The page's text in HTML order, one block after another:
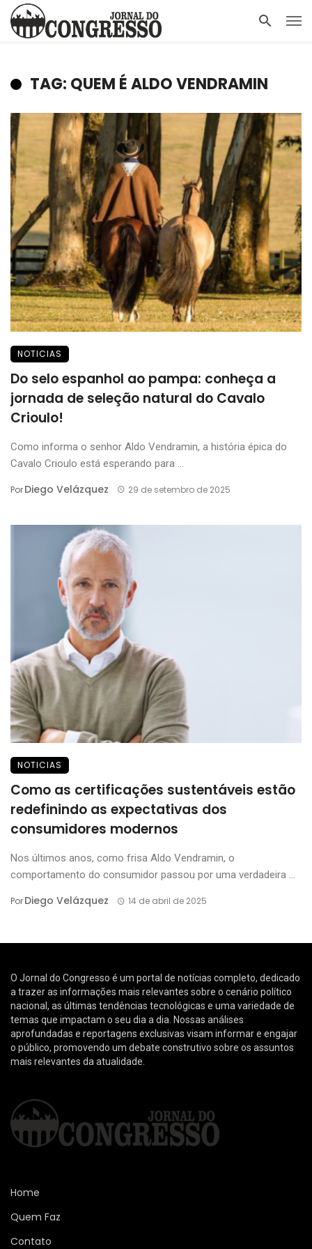
TAG: QUEM É ALDO VENDRAMIN
NOTICIAS
Do selo espanhol ao pampa: conheça a
jornada de seleção natural do Cavalo
Crioulo!
Como informa o senhor Aldo Vendramin, a história épica do
Cavalo Crioulo está esperando para ...
PorDiego Velázquez 29 de setembro de 2025
NOTICIAS
Como as certificações sustentáveis estão
redefinindo as expectativas dos
consumidores modernos
Nos últimos anos, como frisa Aldo Vendramin, o
comportamento do consumidor passou por uma verdadeira ...
PorDiego Velázquez 14 de abril de 2025
O Jornal do Congresso é um portal de notícias completo, dedicado
a trazer as informações mais relevantes sobre o cenário político
nacional, as últimas tendências tecnológicas e uma variedade de
temas que impactam o seu dia a dia. Nossas análises
aprofundadas e reportagens exclusivas visam informar e engajar
o público, promovendo um debate construtivo sobre os assuntos
mais relevantes da atualidade.
Home
Quem Faz
Contato